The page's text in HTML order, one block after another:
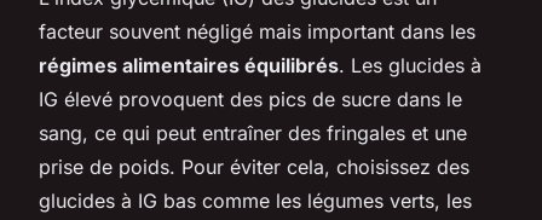
facteur souvent négligé mais important dans les
régimes alimentaires équilibrés. Les glucides à
IG élevé provoquent des pics de sucre dans le
sang, ce qui peut entraîner des fringales et une
prise de poids. Pour éviter cela, choisissez des
glucides à IG bas comme les légumes verts, les